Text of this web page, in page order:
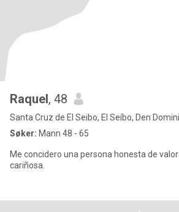
Raquel, 48
Santa Cruz de El Seibo, El Seíbo, Den
Søker: Mann 48 - 65
Me concidero una persona honesta de
cariñosa.